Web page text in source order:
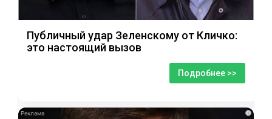
Публичный удар Зеленскому от Кличко:
это настоящий вызов
Подробнее >>
i